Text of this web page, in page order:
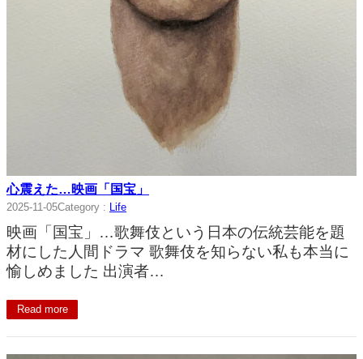
心震えた…映画「国宝」
2025-11-05Category : Life
映画「国宝」…歌舞伎という日本の伝統芸能を題
材にした人間ドラマ 歌舞伎を知らない私も本当に
愉しめました 出演者…
Read more